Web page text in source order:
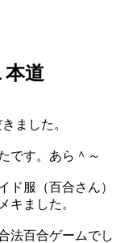
道
ました。
です。あら＾～
ド服（百合さん）
キました。
法百合ゲームでし